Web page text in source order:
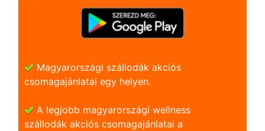
Magyarországi szállodák akciós
csomagajánlatai egy helyen.
A legjobb magyarországi wellness
szállodák akciós csomagajánlatai a